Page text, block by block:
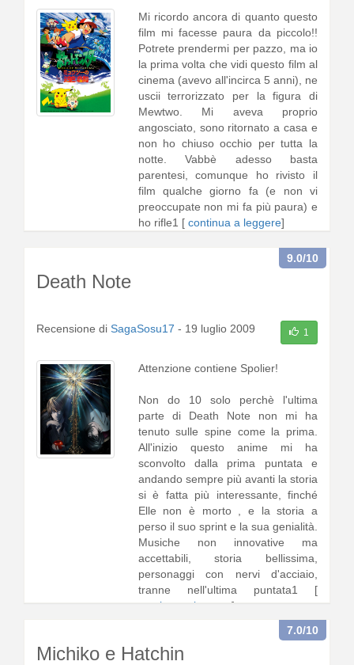
Mi ricordo ancora di quanto questo
film mi facesse paura da piccolo!!
Potrete prendermi per pazzo, ma io
la prima volta che vidi questo film al
cinema (avevo all'incirca 5 anni), ne
uscii terrorizzato per la figura di
Mewtwo. Mi aveva proprio
angosciato, sono ritornato a casa e
non ho chiuso occhio per tutta la
notte. Vabbè adesso basta
parentesi, comunque ho rivisto il
film qualche giorno fa (e non vi
preoccupate non mi fa più paura) e
ho rifle1 [ continua a leggere]
Death Note
9.0/10
Recensione di SagaSosu17 - 19 luglio 2009 1
Attenzione contiene Spolier!
Non do 10 solo perchè l'ultima
parte di Death Note non mi ha
tenuto sulle spine come la prima.
All'inizio questo anime mi ha
sconvolto dalla prima puntata e
andando sempre più avanti la storia
si è fatta più interessante, finché
Elle non è morto , e la storia a
perso il suo sprint e la sua genialità.
Musiche non innovative ma
accettabili, storia bellissima,
personaggi con nervi d'acciaio,
tranne nell'ultima puntata1 [
continua a leggere]
Michiko e Hatchin
7.0/10